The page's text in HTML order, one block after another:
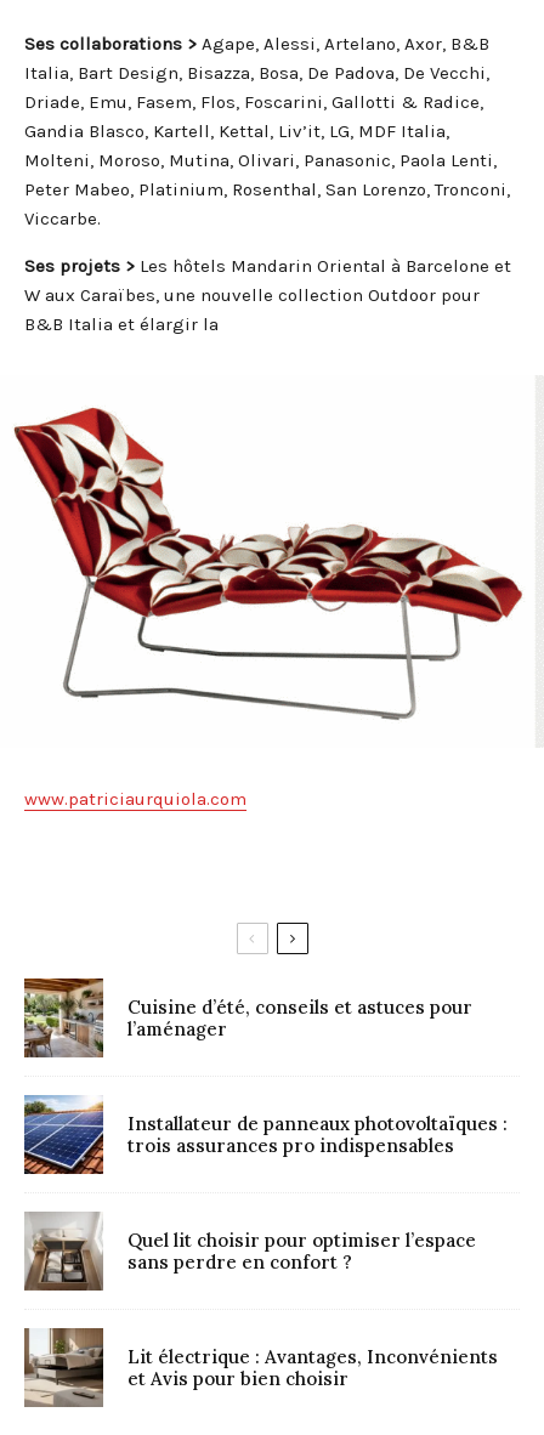
Ses collaborations > Agape, Alessi, Artelano, Axor, B&B
Italia, Bart Design, Bisazza, Bosa, De Padova, De Vecchi,
Driade, Emu, Fasem, Flos, Foscarini, Gallotti & Radice,
Gandia Blasco, Kartell, Kettal, Liv’it, LG, MDF Italia,
Molteni, Moroso, Mutina, Olivari, Panasonic, Paola Lenti,
Peter Mabeo, Platinium, Rosenthal, San Lorenzo, Tronconi,
Viccarbe.
Ses projets > Les hôtels Mandarin Oriental à Barcelone et
W aux Caraïbes, une nouvelle collection Outdoor pour
B&B Italia et élargir la
www.patriciaurquiola.com
Cuisine d’été, conseils et astuces pour
l’aménager
Installateur de panneaux photovoltaïques :
trois assurances pro indispensables
Quel lit choisir pour optimiser l’espace
sans perdre en confort ?
Lit électrique : Avantages, Inconvénients
et Avis pour bien choisir